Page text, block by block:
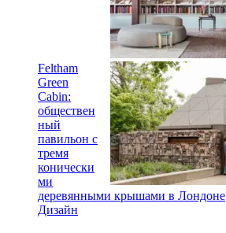
Feltham
Green
Cabin:
обществен
ный
павильон с
тремя
конически
ми
деревянными крышами в Лондоне
Дизайн